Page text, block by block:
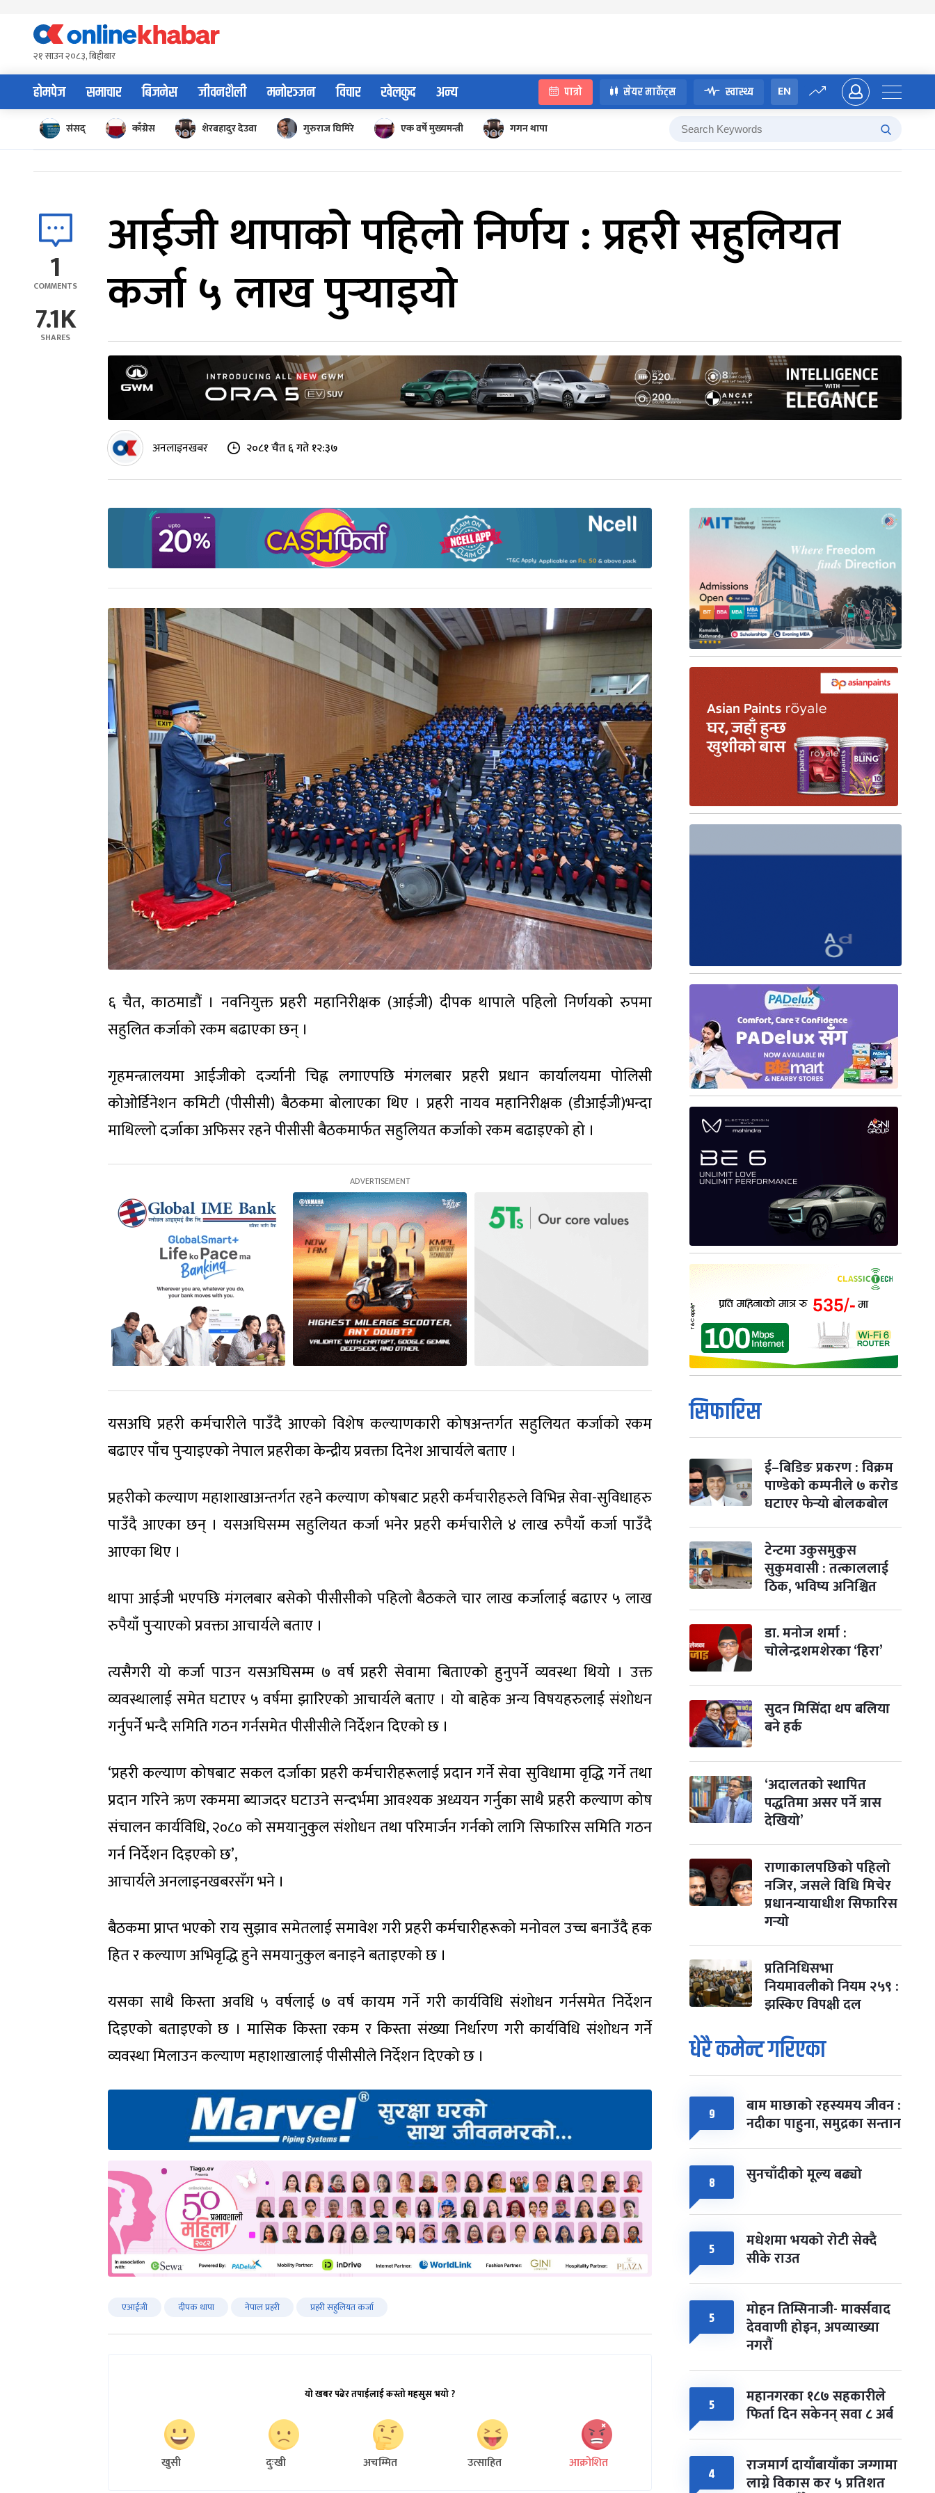
content२१ साउन २०८३, बिहीबार
होमपेज समाचार बिजनेस जीवनशैली मनोरञ्जन विचार खेलकुद अन्य पात्रो सेयर मार्केट्स स्वास्थ्य EN
संसद् काँग्रेस शेरबहादुर देउवा गुरुराज घिमिरे एक वर्षे मुख्यमन्त्री गगन थापा
1
COMMENTS
7.1K
SHARES
आईजी थापाको पहिलो निर्णय : प्रहरी सहुलियत
कर्जा ५ लाख पुर्‍याइयो
अनलाइनखबर २०८१ चैत ६ गते १२:३७
६ चैत, काठमाडौं । नवनियुक्त प्रहरी महानिरीक्षक (आईजी) दीपक थापाले पहिलो निर्णयको रुपमा
सहुलित कर्जाको रकम बढाएका छन् ।
गृहमन्त्रालयमा आईजीको दर्ज्यानी चिह्न लगाएपछि मंगलबार प्रहरी प्रधान कार्यालयमा पोलिसी
कोओर्डिनेशन कमिटी (पीसीसी) बैठकमा बोलाएका थिए । प्रहरी नायव महानिरीक्षक (डीआईजी)भन्दा
माथिल्लो दर्जाका अफिसर रहने पीसीसी बैठकमार्फत सहुलियत कर्जाको रकम बढाइएको हो ।
यसअघि प्रहरी कर्मचारीले पाउँदै आएको विशेष कल्याणकारी कोषअन्तर्गत सहुलियत कर्जाको रकम
बढाएर पाँच पुर्‍याइएको नेपाल प्रहरीका केन्द्रीय प्रवक्ता दिनेश आचार्यले बताए ।
प्रहरीको कल्याण महाशाखाअन्तर्गत रहने कल्याण कोषबाट प्रहरी कर्मचारीहरुले विभिन्न सेवा-सुविधाहरु
पाउँदै आएका छन् । यसअघिसम्म सहुलियत कर्जा भनेर प्रहरी कर्मचारीले ४ लाख रुपैयाँ कर्जा पाउँदै
आएका थिए ।
थापा आईजी भएपछि मंगलबार बसेको पीसीसीको पहिलो बैठकले चार लाख कर्जालाई बढाएर ५ लाख
रुपैयाँ पुर्‍याएको प्रवक्ता आचार्यले बताए ।
त्यसैगरी यो कर्जा पाउन यसअघिसम्म ७ वर्ष प्रहरी सेवामा बिताएको हुनुपर्ने व्यवस्था थियो । उक्त
व्यवस्थालाई समेत घटाएर ५ वर्षमा झारिएको आचार्यले बताए । यो बाहेक अन्य विषयहरुलाई संशोधन
गर्नुपर्ने भन्दै समिति गठन गर्नसमेत पीसीसीले निर्देशन दिएको छ ।
‘प्रहरी कल्याण कोषबाट सकल दर्जाका प्रहरी कर्मचारीहरूलाई प्रदान गर्ने सेवा सुविधामा वृद्धि गर्ने तथा
प्रदान गरिने ऋण रकममा ब्याजदर घटाउने सन्दर्भमा आवश्यक अध्ययन गर्नुका साथै प्रहरी कल्याण कोष
संचालन कार्यविधि, २०८० को समयानुकुल संशोधन तथा परिमार्जन गर्नको लागि सिफारिस समिति गठन
गर्न निर्देशन दिइएको छ’,
आचार्यले अनलाइनखबरसँग भने ।
बैठकमा प्राप्त भएको राय सुझाव समेतलाई समावेश गरी प्रहरी कर्मचारीहरूको मनोवल उच्च बनाउँदै हक
हित र कल्याण अभिवृद्धि हुने समयानुकुल बनाइने बताइएको छ ।
यसका साथै किस्ता अवधि ५ वर्षलाई ७ वर्ष कायम गर्ने गरी कार्यविधि संशोधन गर्नसमेत निर्देशन
दिइएको बताइएको छ । मासिक किस्ता रकम र किस्ता संख्या निर्धारण गरी कार्यविधि संशोधन गर्ने
व्यवस्था मिलाउन कल्याण महाशाखालाई पीसीसीले निर्देशन दिएको छ ।
एआईजी दीपक थापा नेपाल प्रहरी प्रहरी सहुलियत कर्जा
यो खबर पढेर तपाईलाई कस्तो महसुस भयो ?
खुसी दुःखी अचम्मित उत्साहित आक्रोशित
सिफारिस
ई–बिडिङ प्रकरण : विक्रम
पाण्डेको कम्पनीले ७ करोड
घटाएर फेर्‍यो बोलकबोल
टेन्टमा उकुसमुकुस
सुकुमवासी : तत्काललाई
ठिक, भविष्य अनिश्चित
डा. मनोज शर्मा :
चोलेन्द्रशमशेरका ‘हिरा’
सुदन मिसिंदा थप बलिया
बने हर्क
‘अदालतको स्थापित
पद्धतिमा असर पर्ने त्रास
देखियो’
राणाकालपछिको पहिलो
नजिर, जसले विधि मिचेर
प्रधानन्यायाधीश सिफारिस
गर्‍यो
प्रतिनिधिसभा
नियमावलीको नियम २५९ :
झस्किए विपक्षी दल
धेरै कमेन्ट गरिएका
९ बाम माछाको रहस्यमय जीवन :
नदीका पाहुना, समुद्रका सन्तान
८ सुनचाँदीको मूल्य बढ्यो
५ मधेशमा भयको रोटी सेक्दै
सीके राउत
५ मोहन तिम्सिनाजी- मार्क्सवाद
देववाणी होइन, अपव्याख्या
नगरौं
५ महानगरका १८७ सहकारीले
फिर्ता दिन सकेनन् सवा ८ अर्ब
४ राजमार्ग दायाँबायाँका जग्गामा
लाग्ने विकास कर ५ प्रतिशत